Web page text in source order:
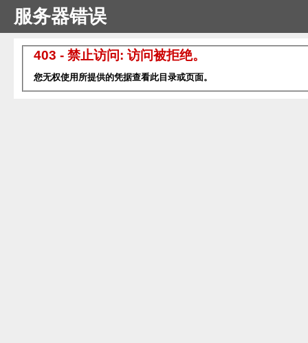
服务器错误
403 - 禁止访问: 访问被拒绝。
您无权使用所提供的凭据查看此目录或页面。